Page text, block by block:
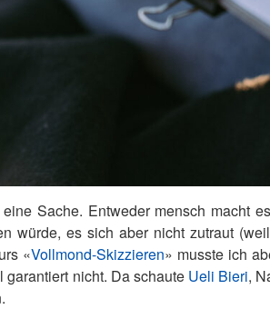
Sache. Entweder mensch macht
würde, es sich aber nicht zutraut
«Vollmond-Skizzieren» musste ich
garantiert nicht. Da schaute Ueli Bieri,